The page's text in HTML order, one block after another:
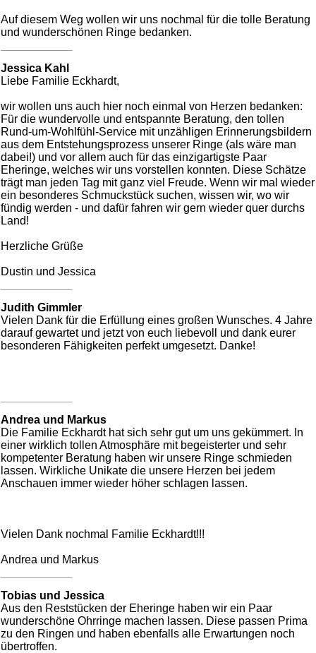
Auf diesem Weg wollen wir uns nochmal für die tolle Beratung
und wunderschönen Ringe bedanken.
Jessica Kahl
Liebe Familie Eckhardt,
wir wollen uns auch hier noch einmal von Herzen bedanken:
Für die wundervolle und entspannte Beratung, den tollen
Rund-um-Wohlfühl-Service mit unzähligen Erinnerungsbildern
aus dem Entstehungsprozess unserer Ringe (als wäre man
dabei!) und vor allem auch für das einzigartigste Paar
Eheringe, welches wir uns vorstellen konnten. Diese Schätze
trägt man jeden Tag mit ganz viel Freude. Wenn wir mal wieder
ein besonderes Schmuckstück suchen, wissen wir, wo wir
fündig werden - und dafür fahren wir gern wieder quer durchs
Land!
Herzliche Grüße
Dustin und Jessica
Judith Gimmler
Vielen Dank für die Erfüllung eines großen Wunsches. 4 Jahre
darauf gewartet und jetzt von euch liebevoll und dank eurer
besonderen Fähigkeiten perfekt umgesetzt. Danke!
Andrea und Markus
Die Familie Eckhardt hat sich sehr gut um uns gekümmert. In
einer wirklich tollen Atmosphäre mit begeisterter und sehr
kompetenter Beratung haben wir unsere Ringe schmieden
lassen. Wirkliche Unikate die unsere Herzen bei jedem
Anschauen immer wieder höher schlagen lassen.
Vielen Dank nochmal Familie Eckhardt!!!
Andrea und Markus
Tobias und Jessica
Aus den Reststücken der Eheringe haben wir ein Paar
wunderschöne Ohrringe machen lassen. Diese passen Prima
zu den Ringen und haben ebenfalls alle Erwartungen noch
übertroffen.